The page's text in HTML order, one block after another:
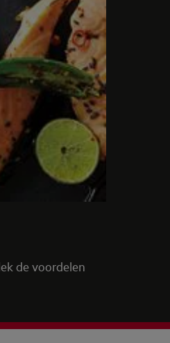
de voordelen